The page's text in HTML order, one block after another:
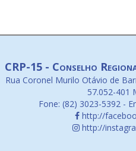
CRP-15 - Conselho
Rua Coronel Murilo Otávio de
57.052-401
Fone: (82) 3023-5392 -
http://
http://